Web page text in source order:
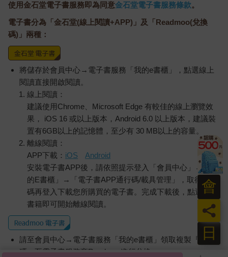
使用金石堂電子書服務即為同意金石堂電子書服務條款。
電子書分為「金石堂(線上閱讀+APP)」及「Readmoo(兌換
碼)」兩種：
將儲存於會員中心→電子書服務「我的e書櫃」，點選線上
閱讀直接開啟閱讀。
線上閱讀：
建議使用Chrome、Microsoft Edge 有較佳的線上瀏覽效
果， iOS 16 或以上版本，Android 6.0 以上版本，建議裝
置有6GB以上的記憶體，至少有 30 MB以上的容量。
離線閱讀：
APP下載： iOS
Android
安裝電子書APP後，請依照提示登入「會員中心」→「我
的E書櫃」→「電子書APP通行碼/載具管理」，取得通行
碼再登入下載您所購買的電子書。完成下載後，點選任一
書籍即可開始離線閱讀。
請至會員中心→電子書服務「我的e書櫃」領取複製『兌換
碼』至電子書服務商Readmoo進行兌換。
日
員
會